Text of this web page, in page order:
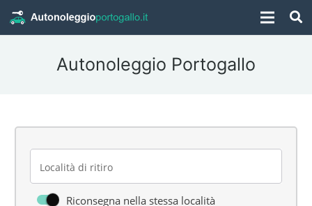
Autonoleggio Portogallo
Località di ritiro
Riconsegna nella stessa località